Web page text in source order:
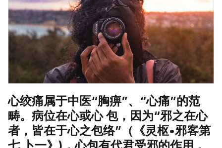
心绞痛属于中医“胸痹”、“心痛”的范
畴。病位在心或心 包，因为“邪之在心
者，皆在于心之包络”（《灵枢•邪客第